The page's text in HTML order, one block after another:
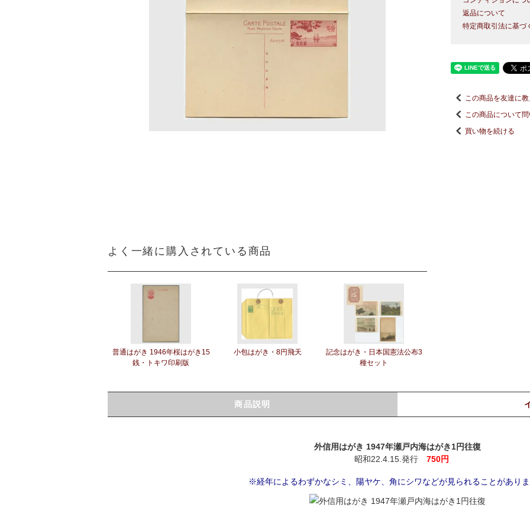
よく一緒に購入されている商品
普通はがき 1946年桜はがき15
銭・トキワ印刷版
小包はがき・8円飛天
記念はがき・日本国憲法公布3
種セット
返品について
特定商取引法に基づ
この商品を友達に
この商品について
買い物を続ける
商品説明
外信用はがき 1947年瀬戸内海はがき1円往復
昭和22.4.15.発行 750円
※経年によるわずかなシミ、陽ヤケ、角にシワなどが見られることがあり